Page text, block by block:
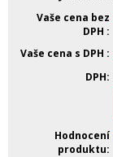
Vaše cena bez
DPH
Vaše cena s DPH
DPH
Hodnocení
produktu